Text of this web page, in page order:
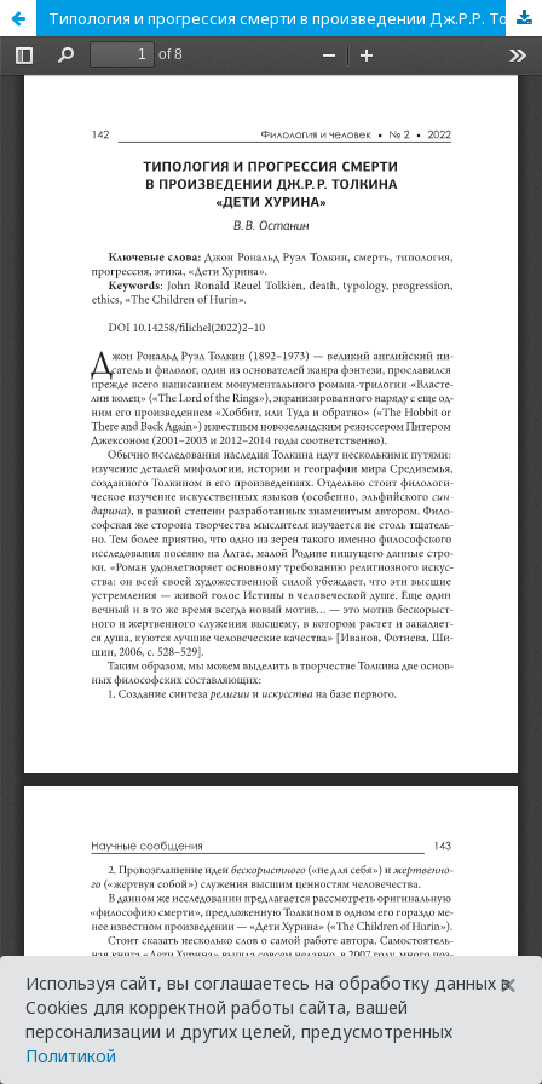
Типология и прогрессия смерти в произведении Дж.Р.Р. Толкина "Дети Хурина"
Используя сайт, вы соглашаетесь на обработку данных в
Cookies для корректной работы сайта, вашей
персонализации и других целей, предусмотренных
Политикой
×